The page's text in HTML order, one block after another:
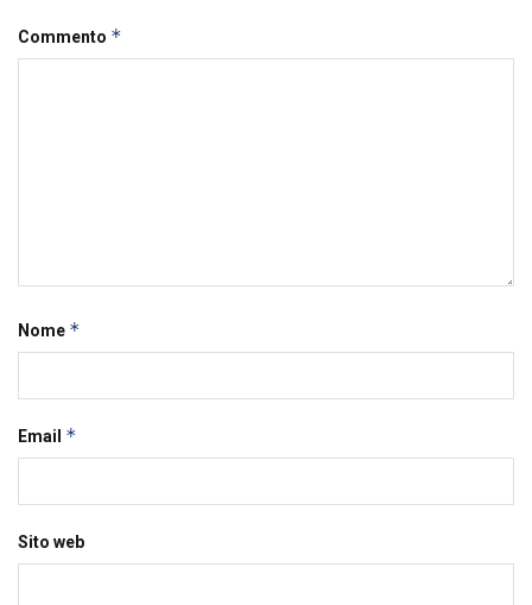
Commento *
Nome *
Email *
Sito web